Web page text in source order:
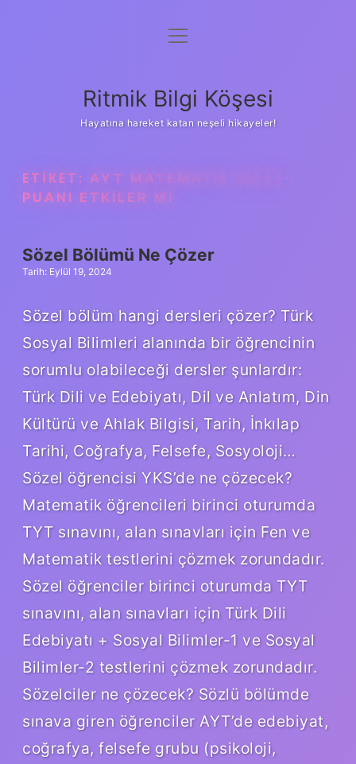
Anasayfa
Yasal Uyarı
menüyü
Ritmik Bilgi Köşesi
Hayatına hareket katan neşeli hikayeler!
ETIKET: AYT MATEMATIK SÖZEL
PUANI ETKILER MI
Sözel Bölümü Ne Çözer
Tarih: Eylül 19, 2024
Sözel bölüm hangi dersleri çözer? Türk
Sosyal Bilimleri alanında bir öğrencinin
sorumlu olabileceği dersler şunlardır:
Türk Dili ve Edebiyatı, Dil ve Anlatım, Din
Kültürü ve Ahlak Bilgisi, Tarih, İnkılap
Tarihi, Coğrafya, Felsefe, Sosyoloji…
Sözel öğrencisi YKS’de ne çözecek?
Matematik öğrencileri birinci oturumda
TYT sınavını, alan sınavları için Fen ve
Matematik testlerini çözmek zorundadır.
Sözel öğrenciler birinci oturumda TYT
sınavını, alan sınavları için Türk Dili
Edebiyatı + Sosyal Bilimler-1 ve Sosyal
Bilimler-2 testlerini çözmek zorundadır.
Sözelciler ne çözecek? Sözlü bölümde
sınava giren öğrenciler AYT’de edebiyat,
coğrafya, felsefe grubu (psikoloji,